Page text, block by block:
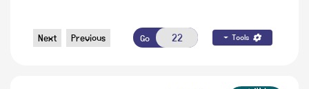
Tools
Go
Previous
Next